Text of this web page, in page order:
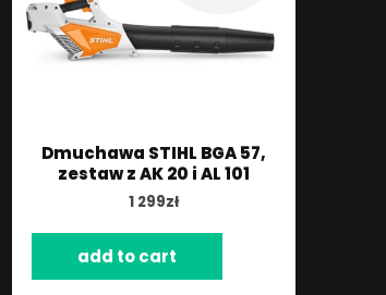
Dmuchawa STIHL BGA 57,
zestaw z AK 20 i AL 101
1 299zł
add to cart